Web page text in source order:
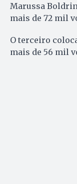
Marussa
mais de 72 mil
O terceiro
mais de 56 mil